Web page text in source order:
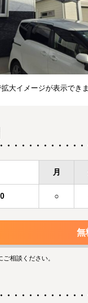
大イメージが表示できま
月
○
無
相談ください。